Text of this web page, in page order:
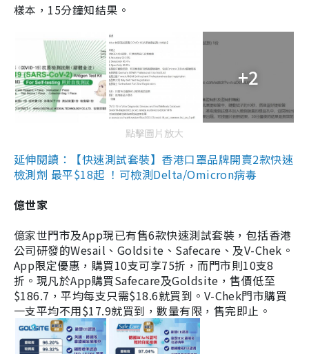
樣本，15分鐘知結果。
+2
點擊圖片放大
延伸閱讀：【快速測試套裝】香港口罩品牌開賣2款快速
檢測劑 最平$18起 ！可檢測Delta/Omicron病毒
億世家
億家世門市及App現已有售6款快速測試套裝，包括香港
公司研發的Wesail、Goldsite、Safecare、及V-Chek。
App限定優惠，購買10支可享75折，而門市則10支8
折。現凡於App購買Safecare及Goldsite，售價低至
$186.7，平均每支只需$18.6就買到。V-Chek門市購買
一支平均不用$17.9就買到，數量有限，售完即止。